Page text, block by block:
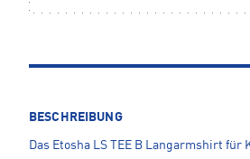
BESCHREIBUNG
Das Etosha LS TEE B Langarmshirt für